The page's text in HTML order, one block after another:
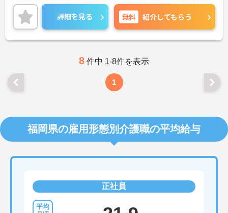
詳細を見る 無料 紹介してもらう
8 件中 1-8件を表示
1
福岡県の雇用形態別介護職の平均給与
正社員